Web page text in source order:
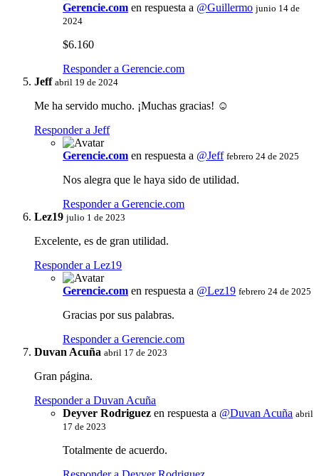
Gerencie.com en respuesta a @Guillermo junio 14 de
2024
$6.160
Responder a Gerencie.com
Jeff abril 19 de 2024
Me ha servido mucho. ¡Muchas gracias! ☺️
Responder a Jeff
Gerencie.com en respuesta a @Jeff febrero 24 de 2025
Nos alegra que le haya sido de utilidad.
Responder a Gerencie.com
Lez19 julio 1 de 2023
Excelente, es de gran utilidad.
Responder a Lez19
Gerencie.com en respuesta a @Lez19 febrero 24 de 2025
Gracias por sus palabras.
Responder a Gerencie.com
Duvan Acuña abril 17 de 2023
Gran página.
Responder a Duvan Acuña
Deyver Rodriguez en respuesta a @Duvan Acuña abril
17 de 2023
Totalmente de acuerdo.